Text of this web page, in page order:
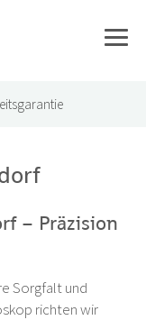
– Präzision
Sorgfalt und
richten wir